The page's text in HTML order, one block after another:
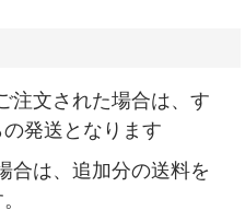
注文された場合は、す
発送となります
合は、追加分の送料を